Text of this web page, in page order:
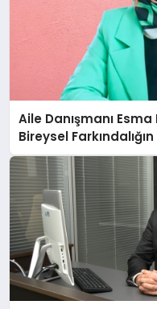
Aile Danışmanı
Bireysel
Anlatıyor